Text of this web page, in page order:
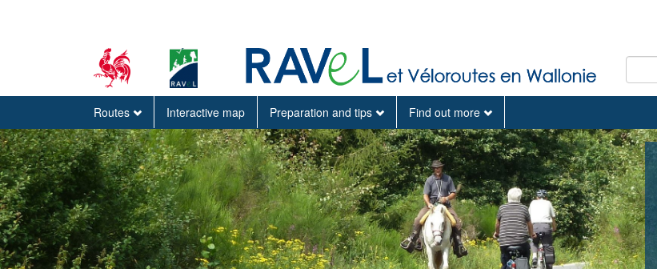
Routes Interactive map Preparation and tips Find out more